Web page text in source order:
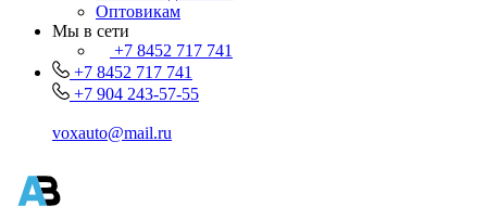
Оптовикам
Мы в сети
+7 8452 717 741
+7 8452 717 741
+7 904 243-57-55
voxauto@mail.ru